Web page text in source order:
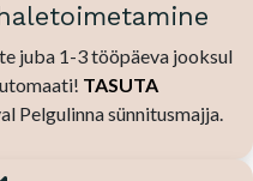
juba 1-3 tööpäeva jooksul
TASUTA
Pelgulinna sünnitusmajja.